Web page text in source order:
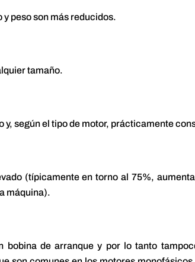
peso son más reducidos.
tamaño.
y, según el tipo de motor, prácticamente
(típicamente en torno al 75%,
máquina).
bobina de arranque y por lo tanto